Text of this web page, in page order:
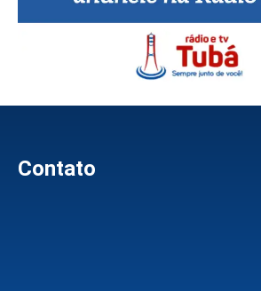
Contato